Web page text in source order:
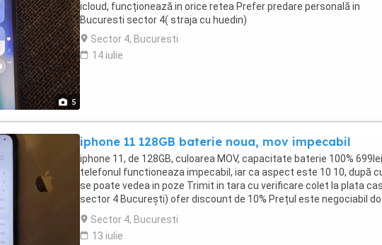
5
icloud, funcționează in orice retea Prefer predare personală in
Bucuresti sector 4( straja cu huedin)
Sector 4, Bucuresti
14 iulie
iphone 11 128GB baterie noua, mov impecabil
iphone 11, de 128GB, culoarea MOV, capacitate baterie 100% 699lei
telefonul functioneaza impecabil, iar ca aspect este 10 10, după
se poate vedea in poze Trimit in tara cu verificare colet la plata
sector 4 București) ofer discount de 10% Prețul este negociabil
daca se achiziționează mai multe telefoane. Accept si schimburi cu
telefoane defecte( doar cu iphone 11 sau mai noi), + - diferențe de
pret la schimburi este 1000 lei
Sector 4, Bucuresti
13 iulie